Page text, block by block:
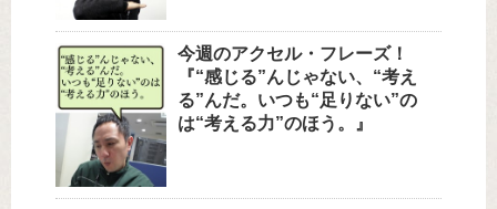
今週のアクセル・フレーズ！
『“感じる”んじゃない、“考え
る”んだ。いつも“足りない”の
は“考える力”のほう。』